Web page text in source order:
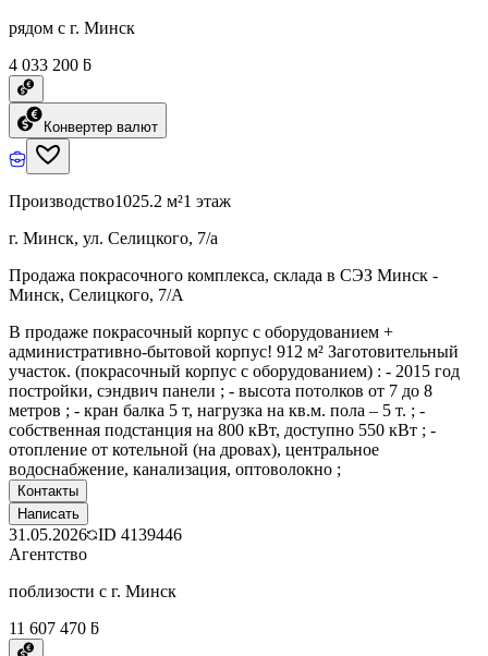
рядом с г. Минск
4 033 200 ƃ
Конвертер валют
Производство1025.2 м²1 этаж
г. Минск, ул. Селицкого, 7/а
Продажа покрасочного комплекса, склада в СЭЗ Минск -
Минск, Селицкого, 7/А
В продаже покрасочный корпус с оборудованием +
административно-бытовой корпус! 912 м² Заготовительный
участок. (покрасочный корпус с оборудованием) : - 2015 год
постройки, сэндвич панели ; - высота потолков от 7 до 8
метров ; - кран балка 5 т, нагрузка на кв.м. пола – 5 т. ; -
собственная подстанция на 800 кВт, доступно 550 кВт ; -
отопление от котельной (на дровах), центральное
водоснабжение, канализация, оптоволокно ;
Контакты
Написать
31.05.2026 ID 4139446
Агентство
поблизости с г. Минск
11 607 470 ƃ